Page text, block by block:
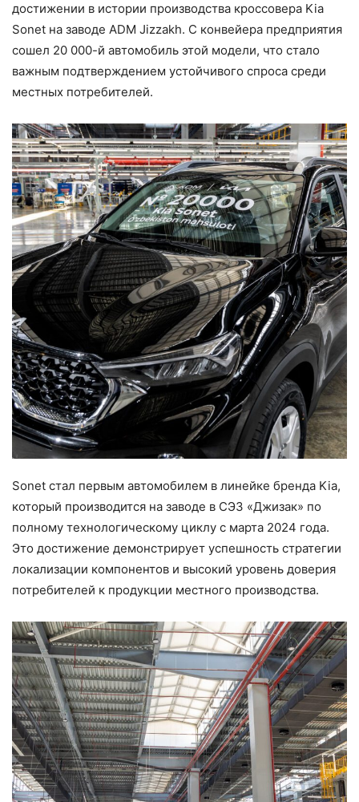
достижении в истории производства кроссовера Kia
Sonet на заводе ADM Jizzakh. С конвейера предприятия
сошел 20 000-й автомобиль этой модели, что стало
важным подтверждением устойчивого спроса среди
местных потребителей.
Sonet стал первым автомобилем в линейке бренда Kia,
который производится на заводе в СЭЗ «Джизак» по
полному технологическому циклу с марта 2024 года.
Это достижение демонстрирует успешность стратегии
локализации компонентов и высокий уровень доверия
потребителей к продукции местного производства.